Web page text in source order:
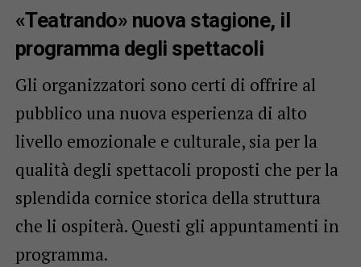
«Teatrando» nuova stagione, il
programma degli spettacoli
Gli organizzatori sono certi di offrire al
pubblico una nuova esperienza di alto
livello emozionale e culturale, sia per la
qualità degli spettacoli proposti che per la
splendida cornice storica della struttura
che li ospiterà. Questi gli appuntamenti in
programma.